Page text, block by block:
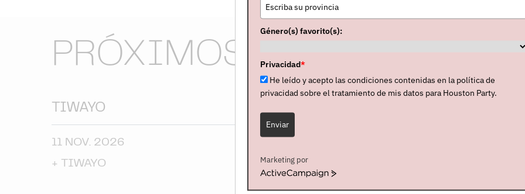
PRÓXIMOS CONCIERTOS
TIWAYO
11 NOV. 2026
+ TIWAYO
Santiago de Compostela
Género(s) favorito(s):
Privacidad*
He leído y acepto las condiciones contenidas en la política de
privacidad sobre el tratamiento de mis datos para Houston Party.
Enviar
Marketing por
ActiveCampaign